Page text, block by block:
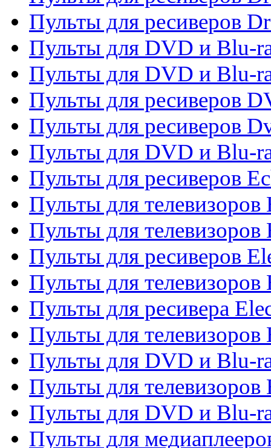
Пульты для ресиверов
Пульты для DVD и Blu-
Пульты для DVD и Blu-
Пульты для ресиверов
Пульты для ресиверов
Пульты для DVD и Blu-
Пульты для ресиверов
Пульты для телевизоров
Пульты для телевизоров
Пульты для ресиверов
Пульты для телевизоров
Пульты для ресивера
Пульты для телевизоров
Пульты для DVD и Blu-
Пульты для телевизоров
Пульты для DVD и Blu-
Пульты для